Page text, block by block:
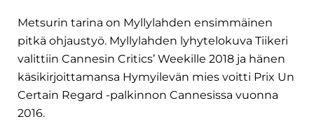
Metsurin tarina on Myllylahden ensimmäinen
pitkä ohjaustyö. Myllylahden lyhytelokuva Tiikeri
valittiin Cannesin Critics’ Weekille 2018 ja hänen
käsikirjoittamansa Hymyilevän mies voitti Prix Un
Certain Regard -palkinnon Cannesissa vuonna
2016.